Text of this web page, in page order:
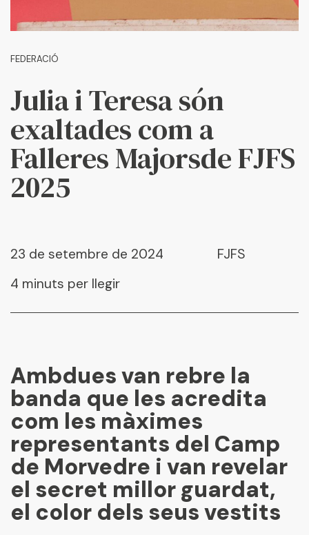
FEDERACIÓ
Julia i Teresa són
exaltades com a
Falleres Majorsde FJFS
2025
FJFS
23 de setembre de 2024
4 minuts per llegir
Ambdues van rebre la
banda que les acredita
com les màximes
representants del Camp
de Morvedre i van revelar
el secret millor guardat,
el color dels seus vestits